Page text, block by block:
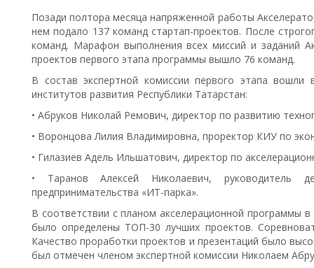
Позади полтора месяца напряженной работы
нем подало 137 команд стартап-проектов. После
команд. Марафон выполнения всех миссий и заданий
проектов первого этапа программы вышло 76 команд.
В состав экспертной комиссии первого этапа
институтов развития Республики Татарстан:
• Абруков Николай Ремович, директор по развитию
• Воронцова Лилия Владимировна, проректор КИУ по
• Гилазиев Адель Ильшатович, директор по
• Таранов Алексей Николаевич, руководитель
предпринимательства «ИТ-парка».
В соответствии с планом акселерационной программы
было определены ТОП-30 лучших проектов.
Качество проработки проектов и презентаций было
был отмечен членом экспертной комиссии Николаем